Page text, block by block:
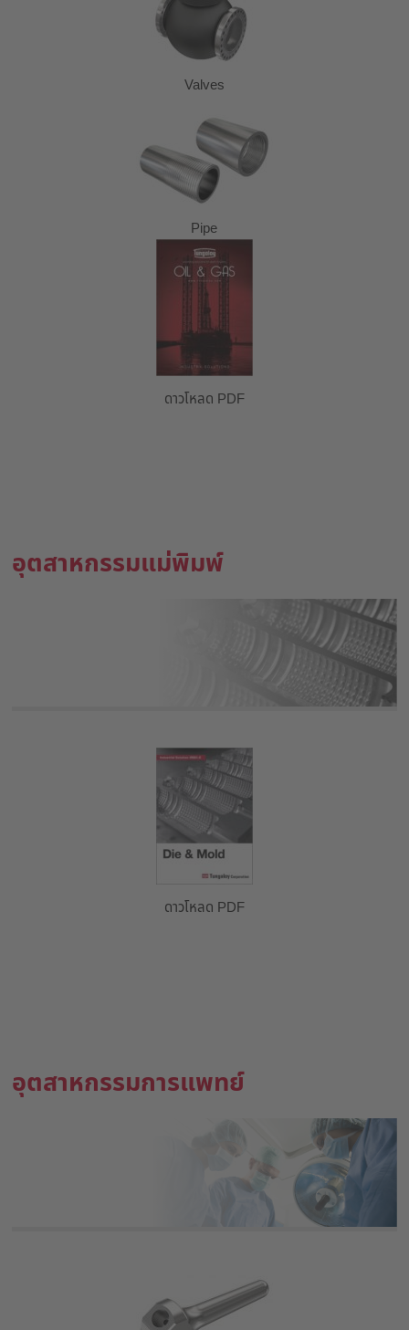
Valves
Pipe
ดาวโหลด PDF
อุตสาหกรรมแม่พิมพ์
ดาวโหลด PDF
อุตสาหกรรมการแพทย์